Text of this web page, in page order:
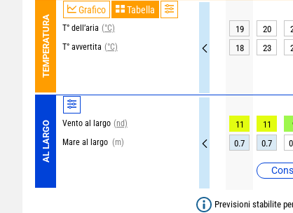
TEMPERATURA
Grafico Tabella
T° dell’aria (°C)
T° avvertita (°C)
AL LARGO Vento al largo (nd)
Mare al largo (m)
19 20
18
23
11 11
0.7
0.7
Previsioni stabilite